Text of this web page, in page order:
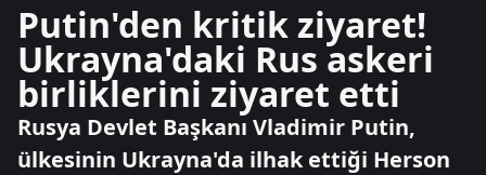
Putin'den kritik ziyaret!
Ukrayna'daki Rus askeri
birliklerini ziyaret etti
Rusya Devlet Başkanı Vladimir Putin,
ülkesinin Ukrayna'da ilhak ettiği Herson